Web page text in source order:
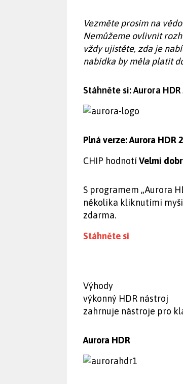
Vezměte prosím na
Nemůžeme ovlivnit
vždy ujistěte, zda je
nabídka by měla platit
Stáhněte si: Aurora HDR
Plná verze: Aurora HDR
CHIP hodnotíVelmi
S programem „Aurora
několika kliknutími
zdarma.
Stáhněte si
Výhody
výkonný HDR nástroj
zahrnuje nástroje pro
Aurora HDR